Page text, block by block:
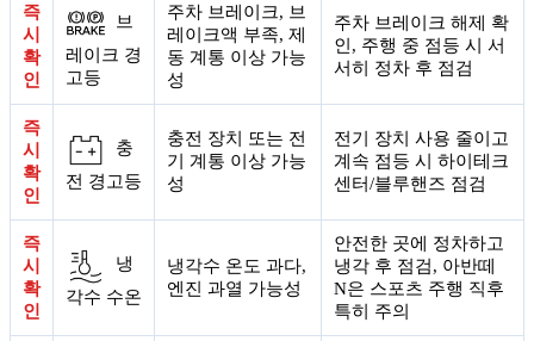
즉
시
확
인
브
레이크 경
고등
주차 브레이크, 브
레이크액 부족, 제
동 계통 이상 가능
성
주차 브레이크 해제 확
인, 주행 중 점등 시 서
서히 정차 후 점검
즉
시
확
인
충
전 경고등
충전 장치 또는 전
기 계통 이상 가능
성
전기 장치 사용 줄이고
계속 점등 시 하이테크
센터/블루핸즈 점검
즉
시
확
인
냉
각수 수온
냉각수 온도 과다,
엔진 과열 가능성
안전한 곳에 정차하고
냉각 후 점검, 아반떼
N은 스포츠 주행 직후
특히 주의